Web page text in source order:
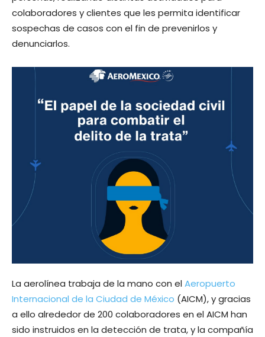
colaboradores y clientes que les permita identificar
sospechas de casos con el fin de prevenirlos y
denunciarlos.
La aerolínea trabaja de la mano con elAeropuerto
Internacional de la Ciudad de México (AICM), y gracias
a ello alrededor de 200 colaboradores en el AICM han
sido instruidos en la detección de trata, y la compañía